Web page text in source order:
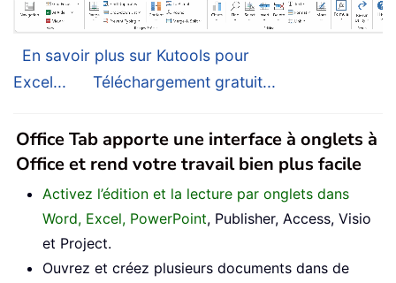
En savoir plus sur Kutools pour
Excel...
Téléchargement gratuit...
Office Tab apporte une interface à onglets à
Office et rend votre travail bien plus facile
Activez l’édition et la lecture par onglets dans
Word, Excel, PowerPoint, Publisher, Access, Visio
et Project.
Ouvrez et créez plusieurs documents dans de